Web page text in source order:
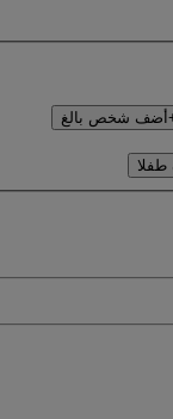
شخص بالغ